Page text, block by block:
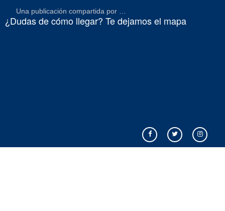
Una publicación compartida por Centro de Vida Saludable (@vidasaludableudec)
¿Dudas de cómo llegar? Te dejamos el mapa